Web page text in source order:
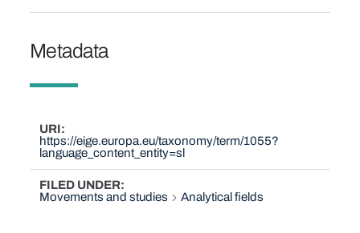
Metadata
URI
https://eige.europa.eu/taxonomy/term/1055?
language_content_entity=sl
FILED UNDER
Movements and studies
Analytical fields